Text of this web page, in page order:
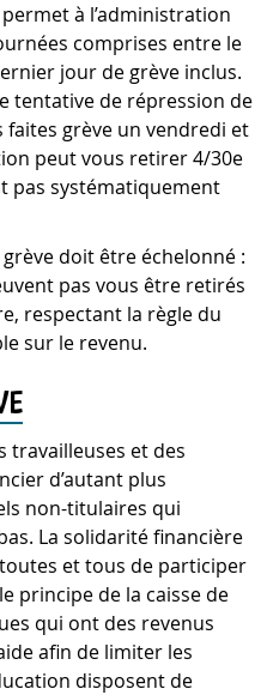
à l’administration
comprises entre le
jour de grève inclus.
tentative de répression de
faites grève un vendredi et
peut vous retirer 4/30e
pas systématiquement
doit être échelonné :
pas vous être retirés
respectant la règle du
sur le revenu.
travailleuses et des
d’autant plus
non-titulaires qui
La solidarité financière
et tous de participer
principe de la caisse de
qui ont des revenus
afin de limiter les
disposent de